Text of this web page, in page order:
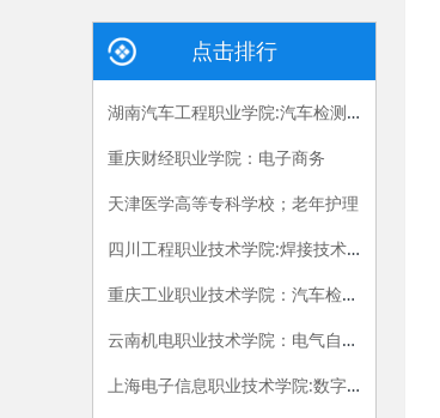
点击排行
湖南汽车工程职业学院:汽车检测与维修技术
重庆财经职业学院：电子商务
天津医学高等专科学校；老年护理
四川工程职业技术学院:焊接技术与自动化
重庆工业职业技术学院：汽车检测与维修
云南机电职业技术学院：电气自动化
上海电子信息职业技术学院:数字媒体应用技术